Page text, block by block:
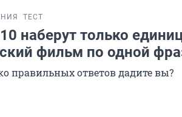
ТЕСТ
наберут только
фильм по одной
правильных ответов дадите вы?